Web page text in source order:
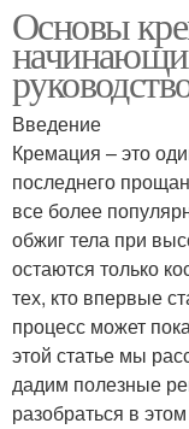
Основы
Введение
Кремация – это
последнего
все более
обжиг тела при
остаются только
тех, кто впервые
процесс может
этой статье мы
дадим полезные
разобраться в